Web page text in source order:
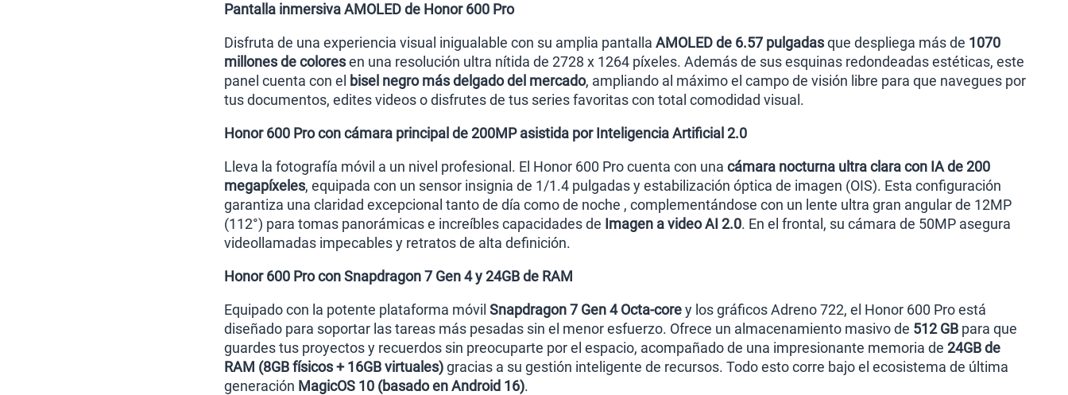
Pantalla inmersiva AMOLED de Honor 600 Pro
Disfruta de una experiencia visual inigualable con su amplia pantalla AMOLED de 6.57 pulgadasque despliega más de 1070
millones de coloresen una resolución ultra nítida de 2728 x 1264 píxeles. Además de sus esquinas redondeadas estéticas, este
panel cuenta con el bisel negro más delgado del mercado, ampliando al máximo el campo de visión libre para que navegues por
tus documentos, edites videos o disfrutes de tus series favoritas con total comodidad visual.
Honor 600 Pro con cámara principal de 200MP asistida por Inteligencia Artificial 2.0
Lleva la fotografía móvil a un nivel profesional. El Honor 600 Pro cuenta con una cámara nocturna ultra clara con IA de 200
megapíxeles, equipada con un sensor insignia de 1/1.4 pulgadas y estabilización óptica de imagen (OIS). Esta configuración
garantiza una claridad excepcional tanto de día como de noche , complementándose con un lente ultra gran angular de 12MP
(112°) para tomas panorámicas e increíbles capacidades de Imagen a video AI 2.0. En el frontal, su cámara de 50MP asegura
videollamadas impecables y retratos de alta definición.
Honor 600 Pro con Snapdragon 7 Gen 4 y 24GB de RAM
Equipado con la potente plataforma móvil Snapdragon 7 Gen 4 Octa-corey los gráficos Adreno 722, el Honor 600 Pro está
diseñado para soportar las tareas más pesadas sin el menor esfuerzo. Ofrece un almacenamiento masivo de 512 GB para que
guardes tus proyectos y recuerdos sin preocuparte por el espacio, acompañado de una impresionante memoria de 24GB de
RAM (8GB físicos + 16GB virtuales)gracias a su gestión inteligente de recursos. Todo esto corre bajo el ecosistema de última
generación MagicOS 10 (basado en Android 16).